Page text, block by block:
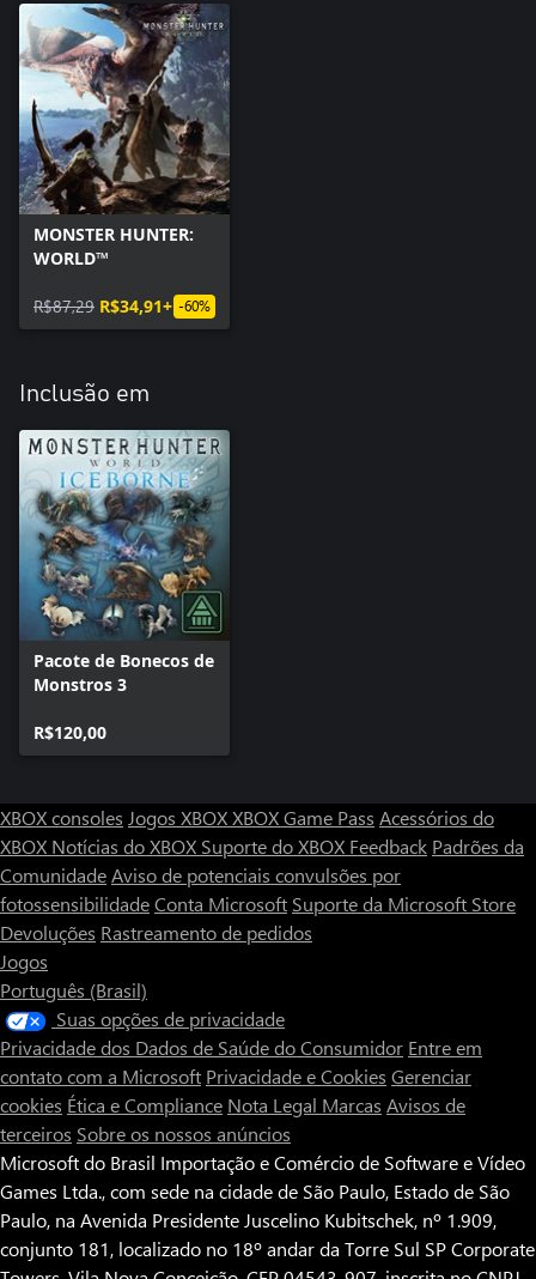
MONSTER HUNTER:
WORLD™
R$87,29 R$34,91+ -60%
Inclusão em
Pacote de Bonecos de
Monstros 3
R$120,00
XBOX consoles Jogos XBOXXBOX Game Pass Acessórios do
XBOX Notícias do XBOX Suporte do XBOX Feedback Padrões da
ComunidadeAviso de potenciais convulsões por
fotossensibilidadeConta Microsoft Suporte da Microsoft Store
Devoluções Rastreamento de pedidos
Jogos
Português (Brasil)
Suas opções de privacidade
Privacidade dos Dados de Saúde do Consumidor Entre em
contato com a Microsoft Privacidade e Cookies Gerenciar
cookies Ética e Compliance Nota Legal Marcas Avisos de
terceiros Sobre os nossos anúncios
Microsoft do Brasil Importação e Comércio de Software e Vídeo
Games Ltda., com sede na cidade de São Paulo, Estado de São
Paulo, na Avenida Presidente Juscelino Kubitschek, nº 1.909,
conjunto 181, localizado no 18º andar da Torre Sul SP Corporate